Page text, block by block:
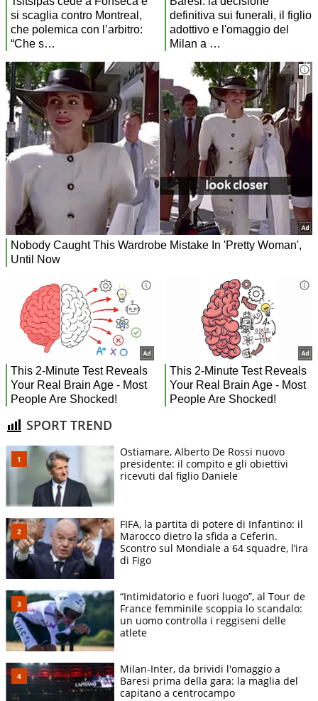
SPORT TREND
Ostiamare, Alberto De Rossi nuovo
presidente: il compito e gli obiettivi
ricevuti dal figlio Daniele
FIFA, la partita di potere di Infantino: il
Marocco dietro la sfida a Ceferin.
Scontro sul Mondiale a 64 squadre, l’ira
di Figo
“Intimidatorio e fuori luogo”, al Tour de
France femminile scoppia lo scandalo:
un uomo controlla i reggiseni delle
atlete
Milan-Inter, da brividi l'omaggio a
Baresi prima della gara: la maglia del
capitano a centrocampo